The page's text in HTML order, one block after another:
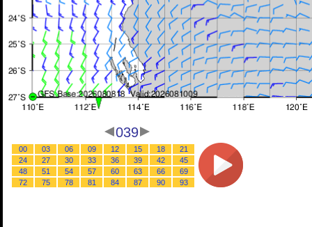
039
00 03 06 09 12 15 18
21
24
27 30 33 36 39 42
45
48
51 54 57 60 63 66
69
72
75 78 81 84 87 90 93